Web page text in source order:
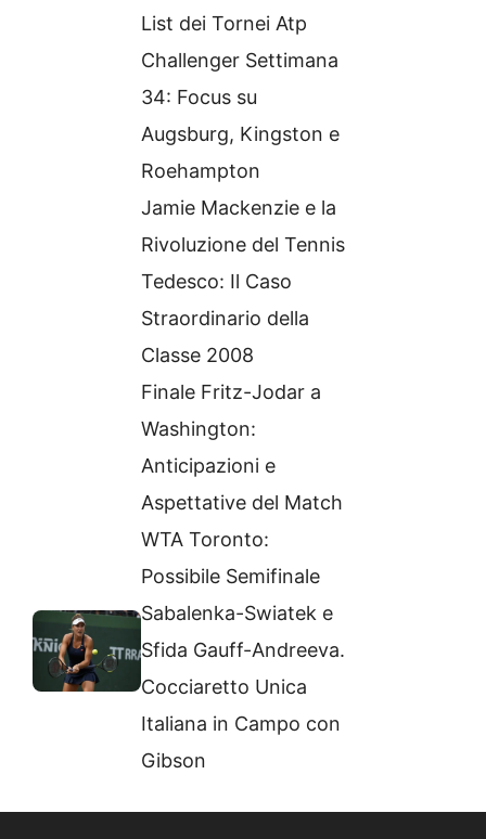
List dei Tornei Atp
Challenger Settimana
34: Focus su
Augsburg, Kingston e
Roehampton
Jamie Mackenzie e la
Rivoluzione del Tennis
Tedesco: Il Caso
Straordinario della
Classe 2008
Finale Fritz-Jodar a
Washington:
Anticipazioni e
Aspettative del Match
WTA Toronto:
Possibile Semifinale
Sabalenka-Swiatek e
Sfida Gauff-Andreeva.
Cocciaretto Unica
Italiana in Campo con
Gibson